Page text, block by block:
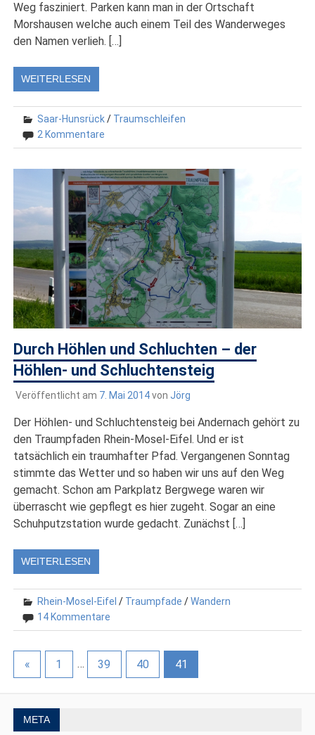
Weg fasziniert. Parken kann man in der Ortschaft
Morshausen welche auch einem Teil des Wanderweges
den Namen verlieh. […]
WEITERLESEN
Saar-Hunsrück/ Traumschleifen
2 Kommentare
Durch Höhlen und Schluchten – der
Höhlen- und Schluchtensteig
Veröffentlicht am 7. Mai 2014von Jörg
Der Höhlen- und Schluchtensteig bei Andernach gehört zu
den Traumpfaden Rhein-Mosel-Eifel. Und er ist
tatsächlich ein traumhafter Pfad. Vergangenen Sonntag
stimmte das Wetter und so haben wir uns auf den Weg
gemacht. Schon am Parkplatz Bergwege waren wir
überrascht wie gepflegt es hier zugeht. Sogar an eine
Schuhputzstation wurde gedacht. Zunächst […]
WEITERLESEN
Rhein-Mosel-Eifel / Traumpfade /Wandern
14 Kommentare
« 1 … 39 40 41
META